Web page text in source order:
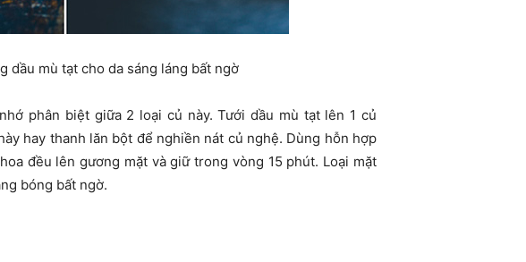
dầu mù tạt cho da sáng láng bất ngờ
phân biệt giữa 2 loại củ này. Tưới dầu mù tạt lên 1 củ
hay thanh lăn bột để nghiền nát củ nghệ. Dùng hỗn hợp
đều lên gương mặt và giữ trong vòng 15 phút. Loại mặt
bóng bất ngờ.